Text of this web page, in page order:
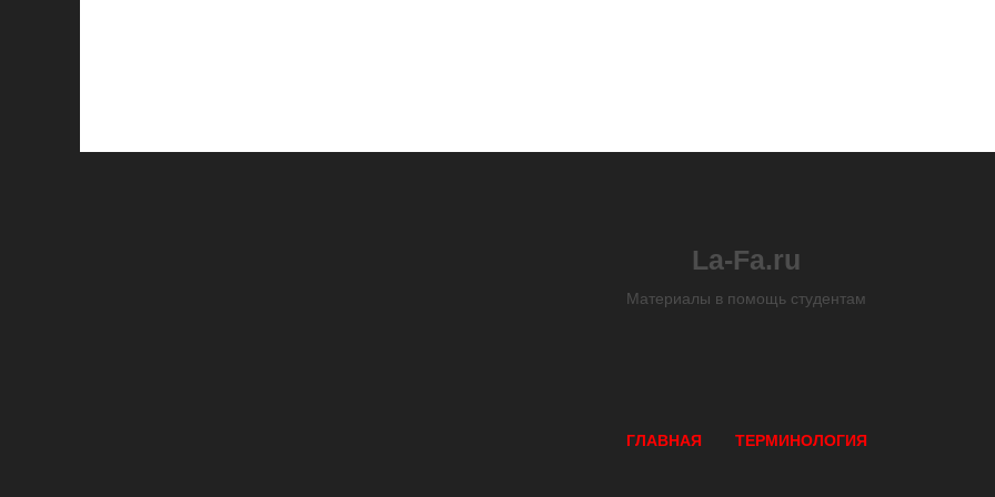
La-Fa.ru
Материалы в помощь студентам
ГЛАВНАЯ ТЕРМИНОЛОГИЯ